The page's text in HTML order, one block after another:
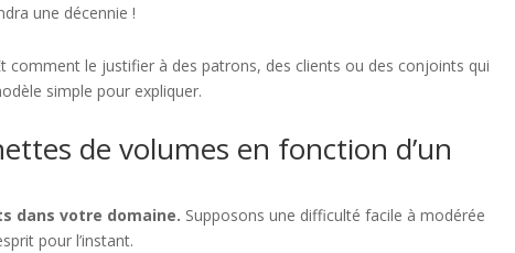
une décennie !
comment le justifier à des patrons, des clients ou des conjoints qui
simple pour expliquer.
de volumes en fonction d’un
dans votre domaine. Supposons une difficulté facile à modérée
pour l’instant.